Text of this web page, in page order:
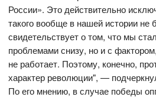
России». Это действительно
такого вообще в нашей истории не
свидетельствует о том, что мы
проблемами снизу, но и с
не работает. Поэтому, конечно,
характер революции", —
По его мнению, в случае победы